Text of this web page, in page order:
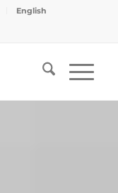
English